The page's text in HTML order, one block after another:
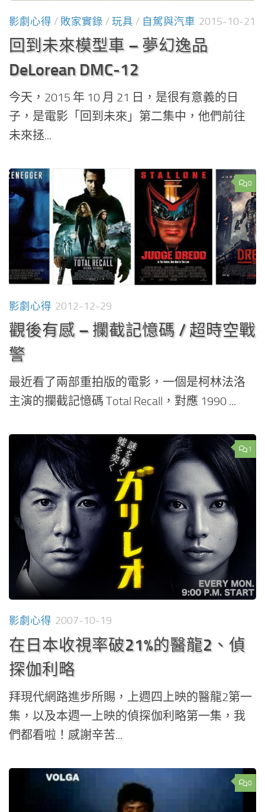
影劇心得 / 敗家實錄 / 玩具 / 自駕與汽車 2015-10-21
回到未來模型車 – 夢幻逸品
DeLorean DMC-12
今天，2015 年 10 月 21 日，是很有意義的日
子，是電影「回到未來」第二集中，他們前往
未來拯...
0
影劇心得 2012-12-29
觀後有感 – 攔截記憶碼 / 超時空戰
警
最近看了兩部重拍版的電影，一個是柯林法洛
主演的攔截記憶碼 Total Recall，對應 1990 ...
1
影劇心得 2007-10-19
在日本收視率破21%的醫龍2、偵
探伽利略
拜現代網路進步所賜，上週四上映的醫龍2第一
集，以及本週一上映的偵探伽利略第一集，我
們都看啦！感謝辛苦...
0